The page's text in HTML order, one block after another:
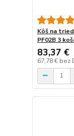
Kôš na
PF02B 3
83,37 €
67,78 € bez